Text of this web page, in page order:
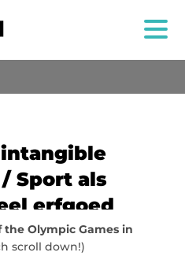
NOSOTROS
Sport als
erfgoed
the Olympic Games in
scroll down!)